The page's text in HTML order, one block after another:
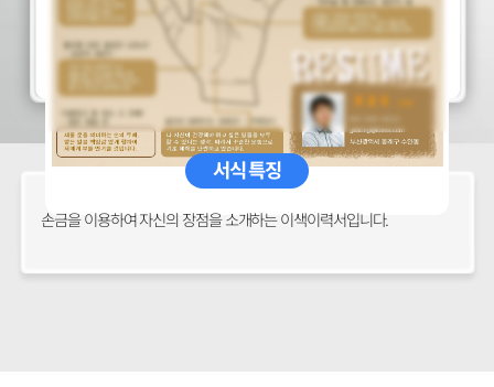
서식 특징
손금을 이용하여 자신의 장점을 소개하는 이색이력서입니다.